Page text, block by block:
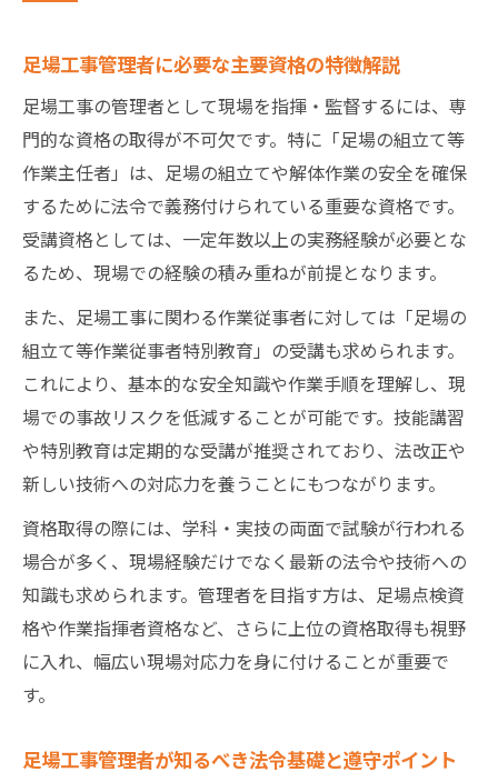
足場工事管理者に必要な主要資格の特徴解説
足場工事の管理者として現場を指揮・監督するには、専
門的な資格の取得が不可欠です。特に「足場の組立て等
作業主任者」は、足場の組立てや解体作業の安全を確保
するために法令で義務付けられている重要な資格です。
受講資格としては、一定年数以上の実務経験が必要とな
るため、現場での経験の積み重ねが前提となります。
また、足場工事に関わる作業従事者に対しては「足場の
組立て等作業従事者特別教育」の受講も求められます。
これにより、基本的な安全知識や作業手順を理解し、現
場での事故リスクを低減することが可能です。技能講習
や特別教育は定期的な受講が推奨されており、法改正や
新しい技術への対応力を養うことにもつながります。
資格取得の際には、学科・実技の両面で試験が行われる
場合が多く、現場経験だけでなく最新の法令や技術への
知識も求められます。管理者を目指す方は、足場点検資
格や作業指揮者資格など、さらに上位の資格取得も視野
に入れ、幅広い現場対応力を身に付けることが重要で
す。
足場工事管理者が知るべき法令基礎と遵守ポイント